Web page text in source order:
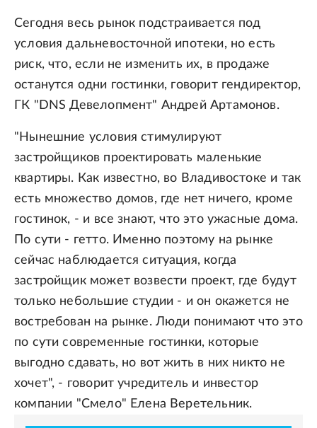
Сегодня весь рынок подстраивается под
условия дальневосточной ипотеки, но есть
риск, что, если не изменить их, в продаже
останутся одни гостинки, говорит гендиректор,
ГК "DNS Девелопмент" Андрей Артамонов.
"Нынешние условия стимулируют
застройщиков проектировать маленькие
квартиры. Как известно, во Владивостоке и так
есть множество домов, где нет ничего, кроме
гостинок, - и все знают, что это ужасные дома.
По сути - гетто. Именно поэтому на рынке
сейчас наблюдается ситуация, когда
застройщик может возвести проект, где будут
только небольшие студии - и он окажется не
востребован на рынке. Люди понимают что это
по сути современные гостинки, которые
выгодно сдавать, но вот жить в них никто не
хочет", - говорит учредитель и инвестор
компании "Смело" Елена Веретельник.